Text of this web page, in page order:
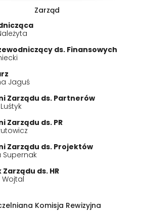
Zarząd
ds. Finansowych
Jaguś
Zarządu ds. Partnerów
Zarządu ds. PR
Zarządu ds. Projektów
Supernak
Zarządu ds. HR
Komisja Rewizyjna